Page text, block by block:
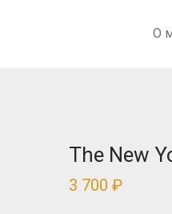
О
The New
3 700 ₽